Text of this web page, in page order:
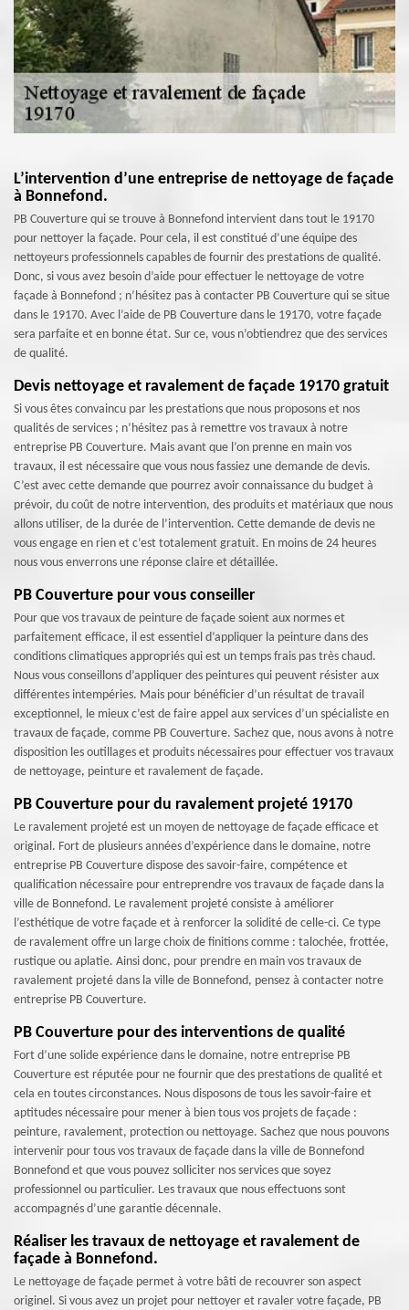
L’intervention d’une entreprise de nettoyage de façade
à Bonnefond.
PB Couverture qui se trouve à Bonnefond intervient dans tout le 19170
pour nettoyer la façade. Pour cela, il est constitué d’une équipe des
nettoyeurs professionnels capables de fournir des prestations de qualité.
Donc, si vous avez besoin d’aide pour effectuer le nettoyage de votre
façade à Bonnefond ; n’hésitez pas à contacter PB Couverture qui se situe
dans le 19170. Avec l’aide de PB Couverture dans le 19170, votre façade
sera parfaite et en bonne état. Sur ce, vous n’obtiendrez que des services
de qualité.
Devis nettoyage et ravalement de façade 19170 gratuit
Si vous êtes convaincu par les prestations que nous proposons et nos
qualités de services ; n’hésitez pas à remettre vos travaux à notre
entreprise PB Couverture. Mais avant que l’on prenne en main vos
travaux, il est nécessaire que vous nous fassiez une demande de devis.
C’est avec cette demande que pourrez avoir connaissance du budget à
prévoir, du coût de notre intervention, des produits et matériaux que nous
allons utiliser, de la durée de l’intervention. Cette demande de devis ne
vous engage en rien et c’est totalement gratuit. En moins de 24 heures
nous vous enverrons une réponse claire et détaillée.
PB Couverture pour vous conseiller
Pour que vos travaux de peinture de façade soient aux normes et
parfaitement efficace, il est essentiel d’appliquer la peinture dans des
conditions climatiques appropriés qui est un temps frais pas très chaud.
Nous vous conseillons d’appliquer des peintures qui peuvent résister aux
différentes intempéries. Mais pour bénéficier d’un résultat de travail
exceptionnel, le mieux c’est de faire appel aux services d’un spécialiste en
travaux de façade, comme PB Couverture. Sachez que, nous avons à notre
disposition les outillages et produits nécessaires pour effectuer vos travaux
de nettoyage, peinture et ravalement de façade.
PB Couverture pour du ravalement projeté 19170
Le ravalement projeté est un moyen de nettoyage de façade efficace et
original. Fort de plusieurs années d’expérience dans le domaine, notre
entreprise PB Couverture dispose des savoir-faire, compétence et
qualification nécessaire pour entreprendre vos travaux de façade dans la
ville de Bonnefond. Le ravalement projeté consiste à améliorer
l’esthétique de votre façade et à renforcer la solidité de celle-ci. Ce type
de ravalement offre un large choix de finitions comme : talochée, frottée,
rustique ou aplatie. Ainsi donc, pour prendre en main vos travaux de
ravalement projeté dans la ville de Bonnefond, pensez à contacter notre
entreprise PB Couverture.
PB Couverture pour des interventions de qualité
Fort d’une solide expérience dans le domaine, notre entreprise PB
Couverture est réputée pour ne fournir que des prestations de qualité et
cela en toutes circonstances. Nous disposons de tous les savoir-faire et
aptitudes nécessaire pour mener à bien tous vos projets de façade :
peinture, ravalement, protection ou nettoyage. Sachez que nous pouvons
intervenir pour tous vos travaux de façade dans la ville de Bonnefond
Bonnefond et que vous pouvez solliciter nos services que soyez
professionnel ou particulier. Les travaux que nous effectuons sont
accompagnés d’une garantie décennale.
Réaliser les travaux de nettoyage et ravalement de
façade à Bonnefond.
Le nettoyage de façade permet à votre bâti de recouvrer son aspect
originel. Si vous avez un projet pour nettoyer et ravaler votre façade, PB